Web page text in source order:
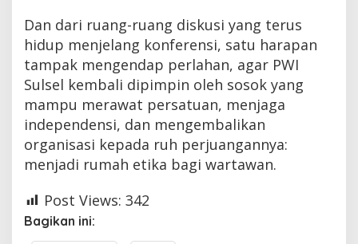
Dan dari ruang-ruang diskusi yang terus
hidup menjelang konferensi, satu harapan
tampak mengendap perlahan, agar PWI
Sulsel kembali dipimpin oleh sosok yang
mampu merawat persatuan, menjaga
independensi, dan mengembalikan
organisasi kepada ruh perjuangannya:
menjadi rumah etika bagi wartawan.
Post Views: 342
Bagikan ini: